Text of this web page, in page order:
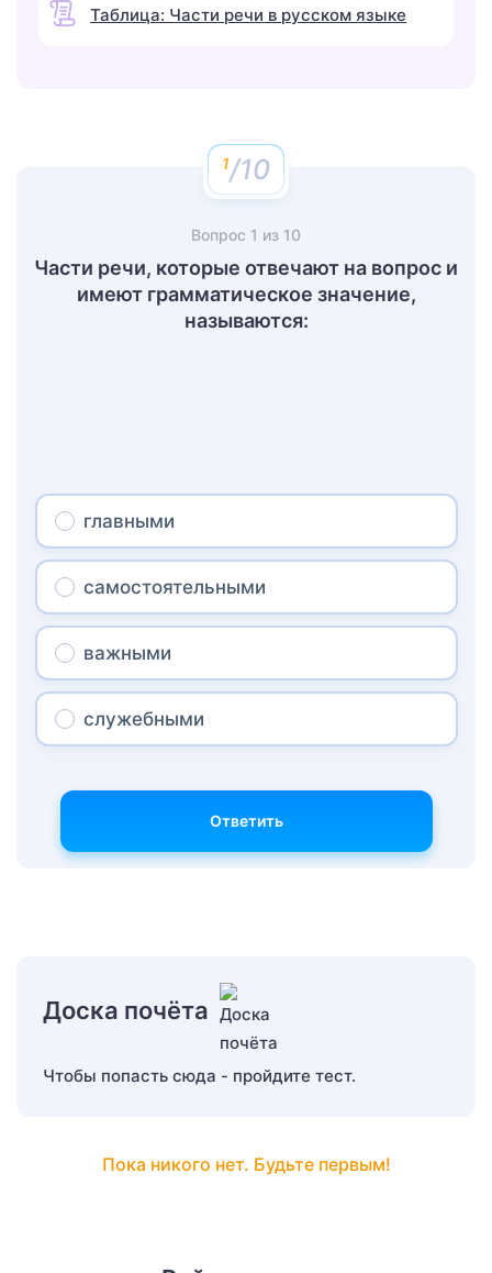
Таблица: Части речи в русском языке
/10
Вопрос 1 из 10
Части речи, которые отвечают на вопрос и
имеют грамматическое значение,
называются:
главными
самостоятельными
важными
служебными
Ответить
Доска почёта
Чтобы попасть сюда - пройдите тест.
Пока никого нет. Будьте первым!